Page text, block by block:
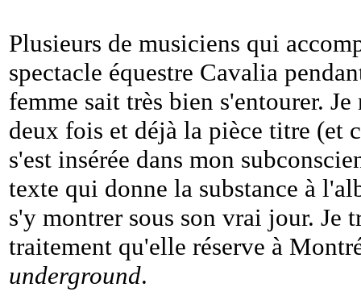
Plusieurs de musiciens qui
spectacle équestre Cavalia
femme sait très bien s'entourer.
deux fois et déjà la pièce titre
s'est insérée dans mon
texte qui donne la substance à
s'y montrer sous son vrai jour. Je
traitement qu'elle réserve à
underground.